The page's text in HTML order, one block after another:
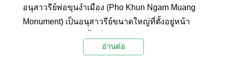
อนุสาวรีย์พ่อขุนงำเมือง (Pho Khun Ngam Muang
Monument) เป็นอนุสาวรีย์ขนาดใหญ่ที่ตั้งอยู่หน้า
กษัตริย์ลำดับที่ 9 แห่งเมืองภูกามยาวหรือพะเยาใน
อ่านต่อ